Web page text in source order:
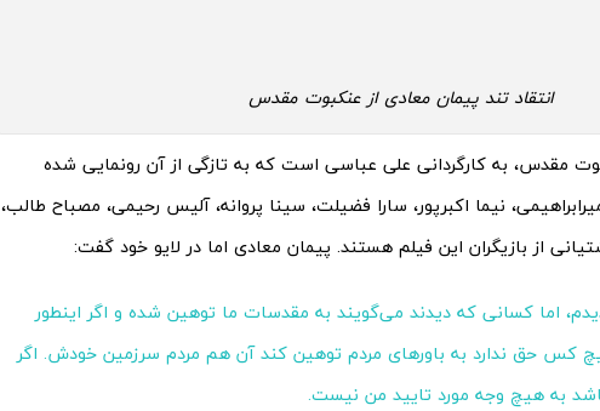
انتقاد تند پیمان معادی از عنکبوت مقدس
مقدس، به کارگردانی علی عباسی است که به تازگی از آن رونمایی شده
نیما اکبرپور، سارا فضیلت، سینا پروانه، آلیس رحیمی، مصباح طالب،
از بازیگران این فیلم هستند. پیمان معادی اما در لایو خود گفت:
اما کسانی که دیدند می‌گویند به مقدسات ما توهین شده و اگر اینطور
کس حق ندارد به باورهای مردم توهین کند آن هم مردم سرزمین خودش. اگر
به هیچ وجه مورد تایید من نیست.